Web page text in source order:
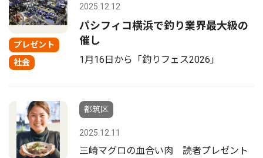
プレゼント
社会
2025.12.12
パシフィコ横浜で釣り業界最大級の
催し
1月16日から「釣りフェス2026」
都筑区
2025.12.11
三崎マグロの血合い肉 読者プレゼント